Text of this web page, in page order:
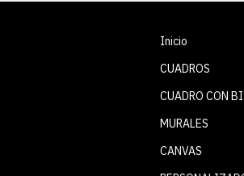
Inicio
CUADROS
CUADRO CON
MURALES
CANVAS